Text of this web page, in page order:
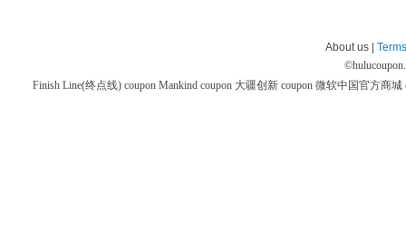
About us |
©
Finish Line(终点线) coupon Mankind coupon 大疆创新 coupon 微软中国官方商城